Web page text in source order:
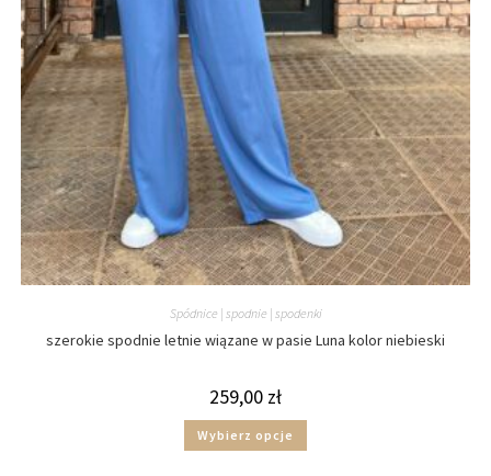
Spódnice | spodnie | spodenki
szerokie spodnie letnie wiązane w pasie Luna kolor niebieski
259,00 zł
Wybierz opcje